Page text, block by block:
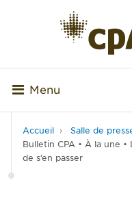
Menu
Accueil Salle de
Bulletin CPA • À la une •
de s’en passer